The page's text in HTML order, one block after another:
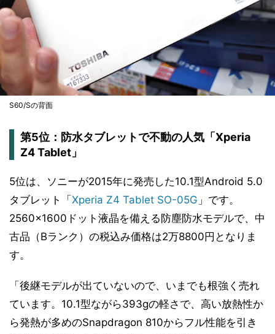
S60/Sの背面
第5位：防水タブレットで不動の人気「Xperia
Z4 Tablet」
5位は、ソニーが2015年に発売した10.1型Android 5.0
タブレット「 Xperia Z4 Tablet SO-05G 」です。
2560×1600ドット液晶を備える防塵防水モデルで、中
古品（Bランク）の税込み価格は2万8800円となりま
す。
「後継モデルが出ていないので、いまでも根強く売れ
ています。10.1型ながら393gの軽さで、高い放熱性か
ら発熱が多めのSnapdragon 810からフル性能を引き